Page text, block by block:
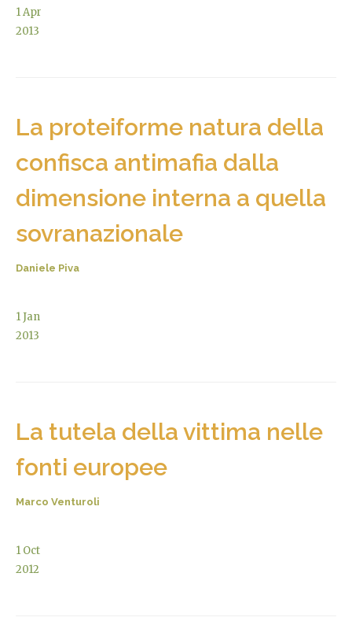
1Apr
2013
La proteiforme natura della
confisca antimafia dalla
dimensione interna a quella
sovranazionale
Daniele Piva
1Jan
2013
La tutela della vittima nelle
fonti europee
Marco Venturoli
1 Oct
2012